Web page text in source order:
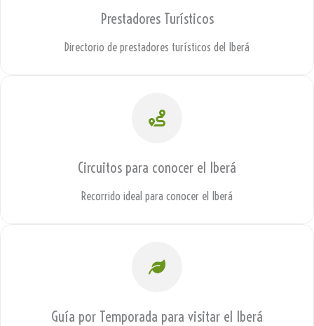
Prestadores Turísticos
Directorio de prestadores turísticos del Iberá
Circuitos para conocer el Iberá
Recorrido ideal para conocer el Iberá
Guía por Temporada para visitar el Iberá